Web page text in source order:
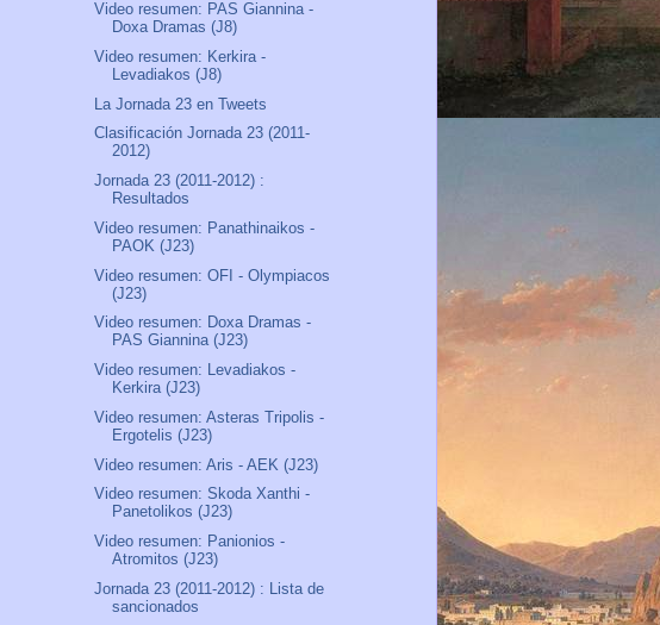
Video resumen: PAS Giannina -
Doxa Dramas (J8)
Video resumen: Kerkira -
Levadiakos (J8)
La Jornada 23 en Tweets
Clasificación Jornada 23 (2011-
2012)
Jornada 23 (2011-2012) :
Resultados
Video resumen: Panathinaikos -
PAOK (J23)
Video resumen: OFI - Olympiacos
(J23)
Video resumen: Doxa Dramas -
PAS Giannina (J23)
Video resumen: Levadiakos -
Kerkira (J23)
Video resumen: Asteras Tripolis -
Ergotelis (J23)
Video resumen: Aris - AEK (J23)
Video resumen: Skoda Xanthi -
Panetolikos (J23)
Video resumen: Panionios -
Atromitos (J23)
Jornada 23 (2011-2012) : Lista de
sancionados